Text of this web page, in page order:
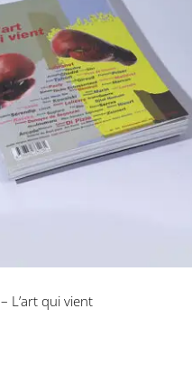
n°35 – L’art qui vient
L’art qui vient